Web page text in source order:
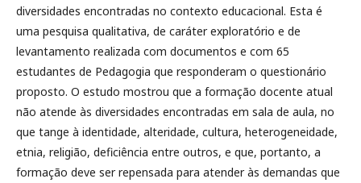
diversidades encontradas no contexto educacional. Esta é
uma pesquisa qualitativa, de caráter exploratório e de
levantamento realizada com documentos e com 65
estudantes de Pedagogia que responderam o questionário
proposto. O estudo mostrou que a formação docente atual
não atende às diversidades encontradas em sala de aula, no
que tange à identidade, alteridade, cultura, heterogeneidade,
etnia, religião, deficiência entre outros, e que, portanto, a
formação deve ser repensada para atender às demandas que